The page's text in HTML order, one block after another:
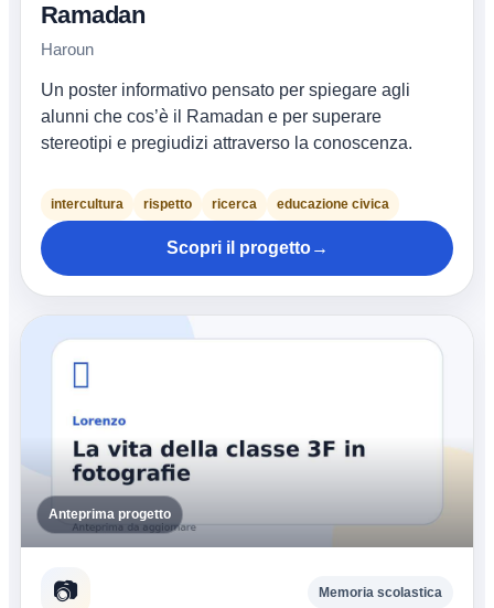
Ramadan
Haroun
Un poster informativo pensato per spiegare agli
alunni che cos’è il Ramadan e per superare
stereotipi e pregiudizi attraverso la conoscenza.
intercultura rispetto ricerca educazione civica
Scopri il progetto→
Anteprima progetto
📷 Memoria scolastica